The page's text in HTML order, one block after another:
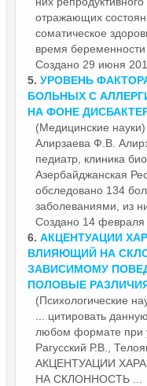
отражающих
соматическое
время беременности
Создано 29 июня
5. УРОВЕНЬ ФАКТОР
БОЛЬНЫХ С
НА ФОНЕ
(Медицинские науки)
Алирзаева Ф.В.
педиатр, клиника
Азербайджанская
обследовано 134
заболеваниями, из
Создано 14 февраля
6. АКЦЕНТУАЦИИ
ВЛИЯЮЩИЙ НА
ЗАВИСИМОМУ
ПОЛОВЫЕ
(Психологические
... цитировать
любом формате при
Рагусский Р.В.,
АКЦЕНТУАЦИИ
НА СКЛОННОСТЬ ...